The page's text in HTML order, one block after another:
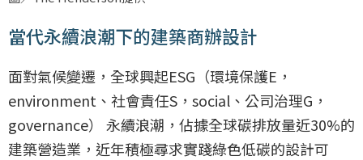
當代永續浪潮下的建築商辦設計
面對氣候變遷，全球興起ESG（環境保護E，
environment、社會責任S，social、公司治理G，
governance） 永續浪潮，佔據全球碳排放量近30%的
建築營造業，近年積極尋求實踐綠色低碳的設計可